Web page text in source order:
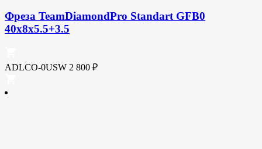
Фреза TeamDiamondPro Standart GFB0
40x8x5.5+3.5
ADLCO-0USW 2 800 ₽